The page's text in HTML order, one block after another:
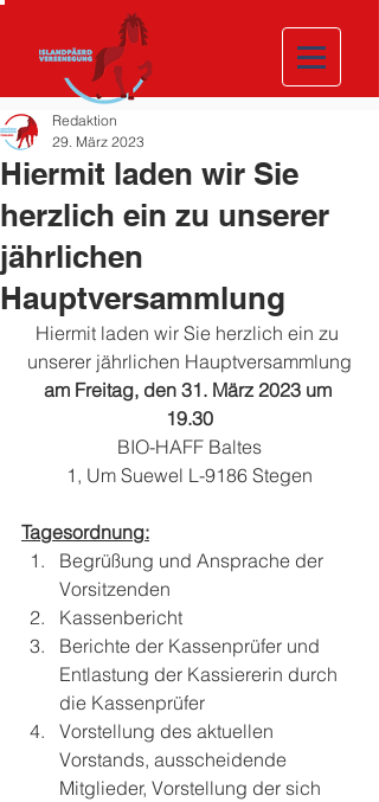
Hiermit laden wir Sie
herzlich ein zu unserer
jährlichen
Hauptversammlung
Redaktion
29. März 2023
Hiermit laden wir Sie herzlich ein zu
unserer jährlichen Hauptversammlung
am Freitag, den 31. März 2023 um
19.30
BIO-HAFF Baltes
1, Um Suewel L-9186 Stegen
Tagesordnung:
Begrüßung und Ansprache der
Vorsitzenden
Kassenbericht
Berichte der Kassenprüfer und
Entlastung der Kassiererin durch
die Kassenprüfer
Vorstellung des aktuellen
Vorstands, ausscheidende
Mitglieder, Vorstellung der sich